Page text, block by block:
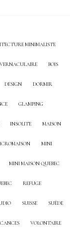
MINIMALISTE
BOIS
DESIGN DORMIR
GLAMPING
INSOLITE MAISON
MINI
MINI MAISON QUEBEC
REFUGE
SUISSE SUÈDE
VOLONTAIRE